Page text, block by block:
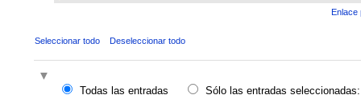
Enlace
Seleccionar todo Deseleccionar todo
Todas las entradas
Sólo las entradas seleccionadas: